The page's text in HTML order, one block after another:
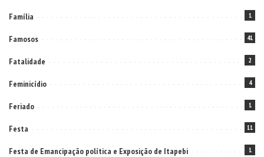
Família 1
Famosos 41
Fatalidade 2
Feminicídio 4
Feriado 1
Festa 11
Festa de Emancipação política e Exposição de Itapebi 1